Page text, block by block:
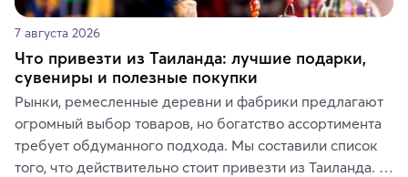
7 августа 2026
Что привезти из Таиланда: лучшие подарки,
сувениры и полезные покупки
Рынки, ремесленные деревни и фабрики предлагают
огромный выбор товаров, но богатство ассортимента
требует обдуманного подхода. Мы составили список
того, что действительно стоит привезти из Таиланда.